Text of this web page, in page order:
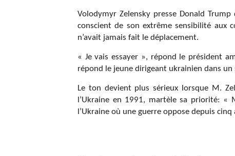
Volodymyr Zelensky presse Donald
conscient de son extrême sensibilité aux
n’avait jamais fait le déplacement.
« Je vais essayer », répond le président
répond le jeune dirigeant ukrainien dans un
Le ton devient plus sérieux lorsque M.
l’Ukraine en 1991, martèle sa priorité: «
l’Ukraine où une guerre oppose depuis